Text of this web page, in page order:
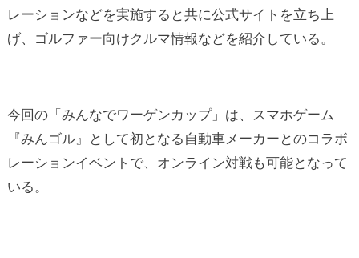
レーションなどを実施すると共に公式サイトを立ち上
げ、ゴルファー向けクルマ情報などを紹介している。
今回の「みんなでワーゲンカップ」は、スマホゲーム
『みんゴル』として初となる自動車メーカーとのコラボ
レーションイベントで、オンライン対戦も可能となって
いる。